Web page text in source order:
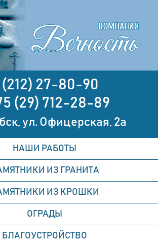
(212) 27-80-90
(29) 712-28-89
ул. Офицерская, 2а
НАШИ РАБОТЫ
ИЗ ГРАНИТА
ИЗ КРОШКИ
ОГРАДЫ
БЛАГОУСТРОЙСТВО